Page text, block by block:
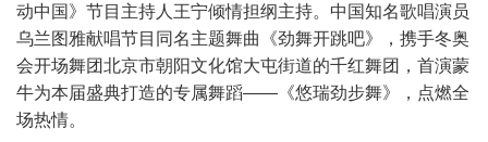
动中国》节目主持人王宁倾情担纲主持。中国知名歌唱演员
乌兰图雅献唱节目同名主题舞曲《劲舞开跳吧》，携手冬奥
会开场舞团北京市朝阳文化馆大屯街道的千红舞团，首演蒙
牛为本届盛典打造的专属舞蹈—— 《悠瑞劲步舞》，点燃全
场热情。